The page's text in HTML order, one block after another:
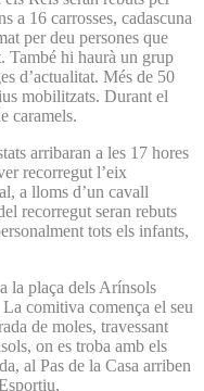
a 16 carrosses, cadascuna
per deu persones que
També hi haurà un grup
d’actualitat. Més de 50
mobilitzats. Durant el
caramels.
arribaran a les 17 hores
recorregut l’eix
a lloms d’un cavall
recorregut seran rebuts
tots els infants,
la plaça dels Arínsols
comitiva comença el seu
de moles, travessant
on es troba amb els
al Pas de la Casa arriben